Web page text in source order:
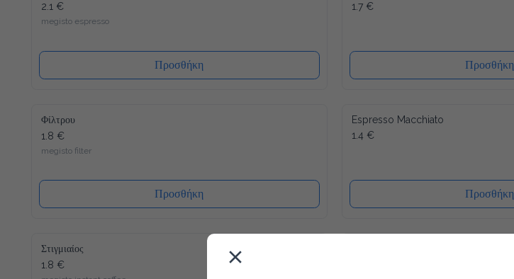
2.1 €
megisto espresso
Προσθήκη
1.7 €
Προσθήκη
Φίλτρου
1.8 €
megisto filter
Προσθήκη
Espresso Macchiato
1.4 €
Προσθήκη
Στιγμιαίος
1.8 €